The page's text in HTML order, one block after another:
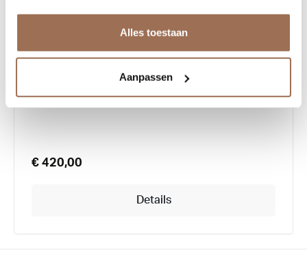
Alles toestaan
Aanpassen
Theo Plantin
€ 420,00
Details